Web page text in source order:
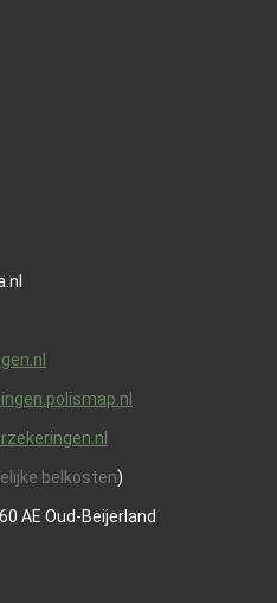
belkosten)
AE Oud-Beijerland